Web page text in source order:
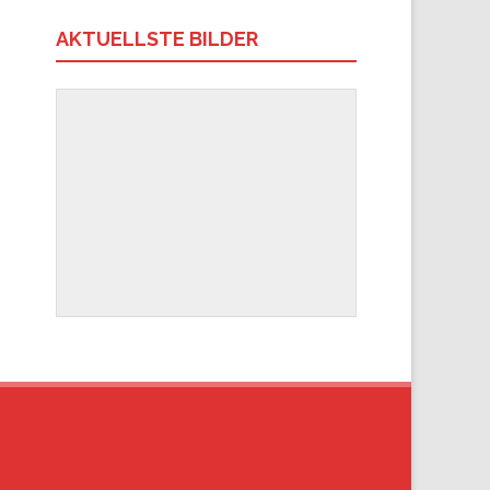
AKTUELLSTE BILDER